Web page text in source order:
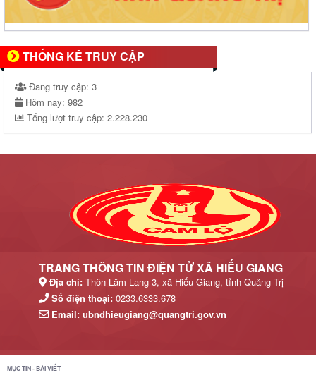
THỐNG KÊ TRUY CẬP
Đang truy cập: 3
Hôm nay: 982
Tổng lượt truy cập: 2.228.230
TRANG THÔNG TIN ĐIỆN TỬ XÃ HIẾU GIANG
Địa chỉ: Thôn Lâm Lang 3, xã Hiếu Giang, tỉnh Quảng Trị
Số điện thoại: 0233.6333.678
Email: ubndhieugiang@quangtri.gov.vn
MỤC TIN - BÀI VIẾT